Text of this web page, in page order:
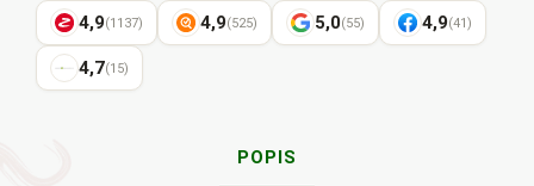
4,9(1137) 4,9(525) 5,0(55) 4,9(41)
4,7(15)
POPIS